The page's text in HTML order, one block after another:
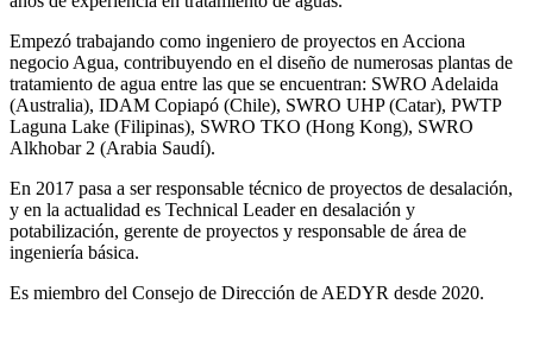
Empezó trabajando como ingeniero de proyectos en Acciona
negocio Agua, contribuyendo en el diseño de numerosas plantas de
tratamiento de agua entre las que se encuentran: SWRO Adelaida
(Australia), IDAM Copiapó (Chile), SWRO UHP (Catar), PWTP
Laguna Lake (Filipinas), SWRO TKO (Hong Kong), SWRO
Alkhobar 2 (Arabia Saudí).
En 2017 pasa a ser responsable técnico de proyectos de desalación,
y en la actualidad es Technical Leader en desalación y
potabilización, gerente de proyectos y responsable de área de
ingeniería básica.
Es miembro del Consejo de Dirección de AEDYR desde 2020.